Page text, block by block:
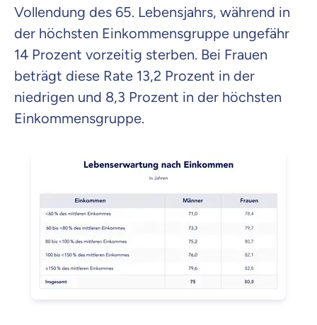
Vollendung des 65. Lebensjahrs, während in
der höchsten Einkommensgruppe ungefähr
14 Prozent vorzeitig sterben. Bei Frauen
beträgt diese Rate 13,2 Prozent in der
niedrigen und 8,3 Prozent in der höchsten
Einkommensgruppe.